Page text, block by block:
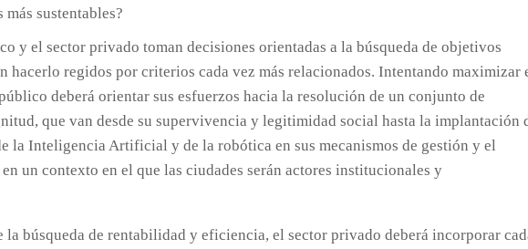
sustentables?
y el sector privado toman decisiones orientadas a la búsqueda de objetivos
hacerlo regidos por criterios cada vez más relacionados. Intentando maximizar
deberá orientar sus esfuerzos hacia la resolución de un conjunto de
que van desde su supervivencia y legitimidad social hasta la implantación
la Inteligencia Artificial y de la robótica en sus mecanismos de gestión y el
un contexto en el que las ciudades serán actores institucionales y
la búsqueda de rentabilidad y eficiencia, el sector privado deberá incorporar